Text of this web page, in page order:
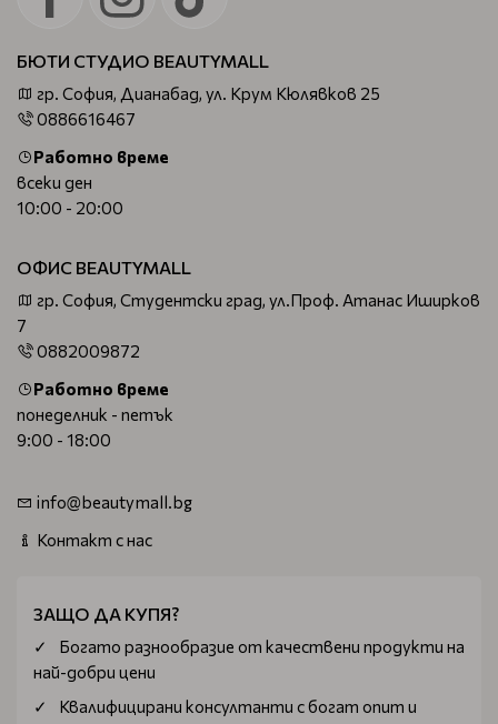
БЮТИ СТУДИО BEAUTYMALL
гр. София, Дианабад, ул. Крум Кюлявков 25
0886616467
Работно време
всеки ден
10:00 - 20:00
ОФИС BEAUTYMALL
гр. София, Студентски град, ул.Проф. Атанас Иширков
7
0882009872
Работно време
понеделник - петък
9:00 - 18:00
info@beautymall.bg
Контакт с нас
ЗАЩО ДА КУПЯ?
Богатo разнообразие от качествени продукти на
най-добри цени
Квалифицирани консултанти с богат опит и